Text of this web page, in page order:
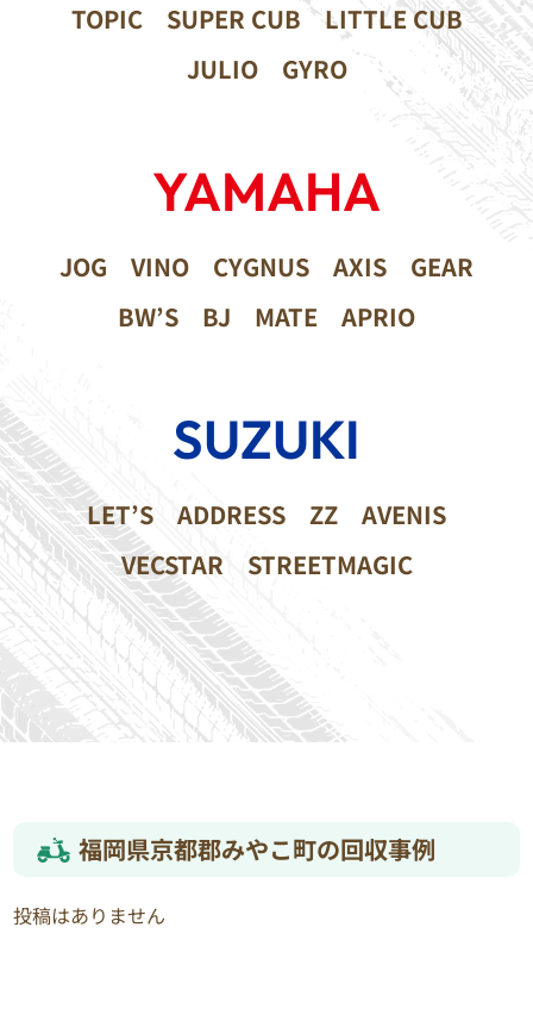
TOPIC
SUPER CUB
LITTLE CUB
JULIO
GYRO
YAMAHA
JOG VINO CYGNUS AXIS
GEAR
BW’S
BJ MATE APRIO
SUZUKI
LET’S ADDRESS ZZ
AVENIS
VECSTAR
STREETMAGIC
福岡県京都郡みやこ町の回収事例
投稿はありません